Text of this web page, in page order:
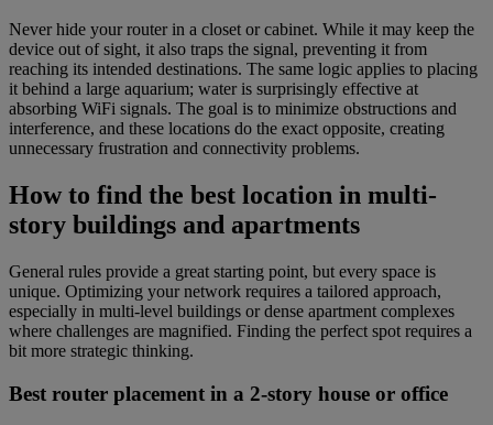
Never hide your router in a closet or cabinet. While it may keep the
device out of sight, it also traps the signal, preventing it from
reaching its intended destinations. The same logic applies to placing
it behind a large aquarium; water is surprisingly effective at
absorbing WiFi signals. The goal is to minimize obstructions and
interference, and these locations do the exact opposite, creating
unnecessary frustration and connectivity problems.
How to find the best location in multi-
story buildings and apartments
General rules provide a great starting point, but every space is
unique. Optimizing your network requires a tailored approach,
especially in multi-level buildings or dense apartment complexes
where challenges are magnified. Finding the perfect spot requires a
bit more strategic thinking.
Best router placement in a 2-story house or office